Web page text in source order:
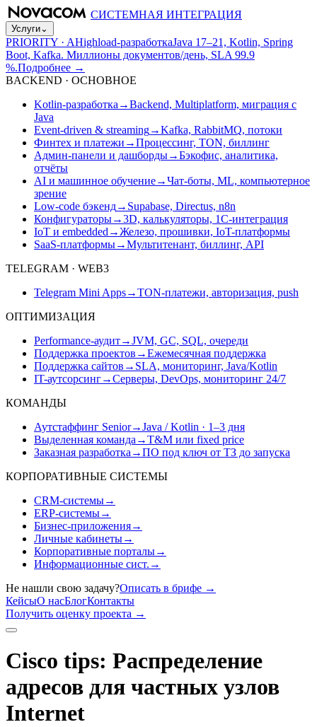
СИСТЕМНАЯ ИНТЕГРАЦИЯ
Услуги⌄
PRIORITY · AHighload-разработкаJava 17–21, Kotlin, Spring
Boot, Kafka. Миллионы документов/день, SLA 99.9
%.Подробнее →
BACKEND · ОСНОВНОЕ
Kotlin-разработка →Backend, Multiplatform, миграция с
Java
Event-driven & streaming→Kafka, RabbitMQ, потоки
Финтех и платежи →Процессинг, TON, биллинг
Админ-панели и дашборды→Бэкофис, аналитика,
отчёты
AI и машинное обучение→Чат-боты, ML, компьютерное
зрение
Low-code бэкенд→ Supabase, Directus, n8n
Конфигураторы→3D, калькуляторы, 1С-интеграция
IoT и embedded →Железо, прошивки, IoT-платформы
SaaS-платформы→Мультитенант, биллинг, API
TELEGRAM · WEB3
Telegram Mini Apps→TON-платежи, авторизация, push
ОПТИМИЗАЦИЯ
Performance-аудит→JVM, GC, SQL, очереди
Поддержка проектов →Ежемесячная поддержка
Поддержка сайтов → SLA, мониторинг, Java/Kotlin
IT-аутсорсинг→Серверы, DevOps, мониторинг 24/7
КОМАНДЫ
Аутстаффинг Senior→Java / Kotlin · 1–3 дня
Выделенная команда →T&M или fixed price
Заказная разработка →ПО под ключ от ТЗ до запуска
КОРПОРАТИВНЫЕ СИСТЕМЫ
CRM-системы→
ERP-системы→
Бизнес-приложения→
Личные кабинеты→
Корпоративные порталы→
Информационные сист. →
Не нашли свою задачу?Описать в брифе →
КейсыО насБлогКонтакты
Получить оценку проекта →
Cisco tips: Распределение
адресов для частных узлов
Internet